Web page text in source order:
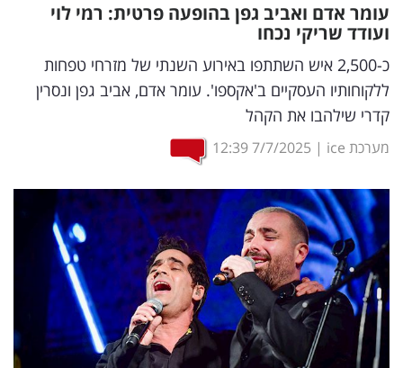
דיגיטל
וטק
שיווק
ופרסום
מדדים
ומחקרים
דעות
רכילות
עסקית
עומר אדם ואביב גפן בהופעה פרטית: רמי לוי
ועודד שריקי נכחו
כ-2,500 איש השתתפו באירוע השנתי של מזרחי טפחות
ללקוחותיו העסקיים ב'אקספו'. עומר אדם, אביב גפן ונסרין
קדרי שילהבו את הקהל
מערכת ice |
7/7/2025
12:39